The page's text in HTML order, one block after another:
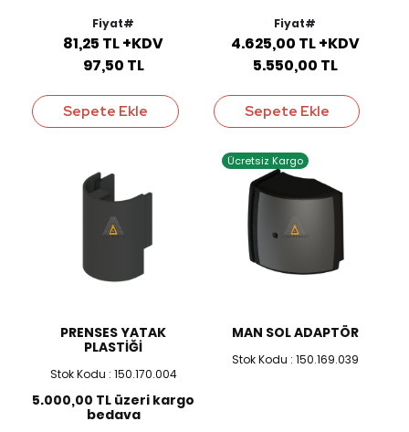
Fiyat#
81,25 TL +KDV
97,50 TL
Sepete Ekle
Fiyat#
4.625,00 TL +KDV
5.550,00 TL
Sepete Ekle
PRENSES YATAK
PLASTİĞİ
Stok Kodu : 150.170.004
5.000,00 TL üzeri kargo
bedava
Ücretsiz Kargo
MAN SOL ADAPTÖR
Stok Kodu : 150.169.039